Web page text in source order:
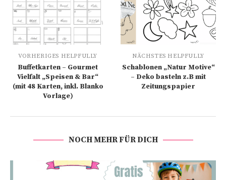
VORHERIGES HELPFULLY
Buffetkarten – Gourmet
Vielfalt „Speisen & Bar“
(mit 48 Karten, inkl. Blanko
Vorlage)
NÄCHSTES HELPFULLY
Schablonen „Natur Motive“
– Deko basteln z.B mit
Zeitungspapier
NOCH MEHR FÜR DICH